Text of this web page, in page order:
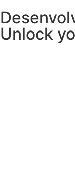
Unlock